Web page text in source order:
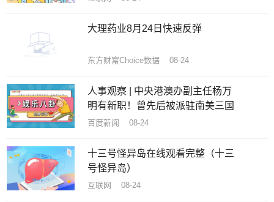
大理药业8月24日快速反弹
东方财富Choice数据 08-24
人事观察 | 中央港澳办副主任杨万
明有新职！曾先后被派驻南美三国
百度新闻 08-24
十三号怪异岛在线观看完整（十三
号怪异岛）
互联网 08-24